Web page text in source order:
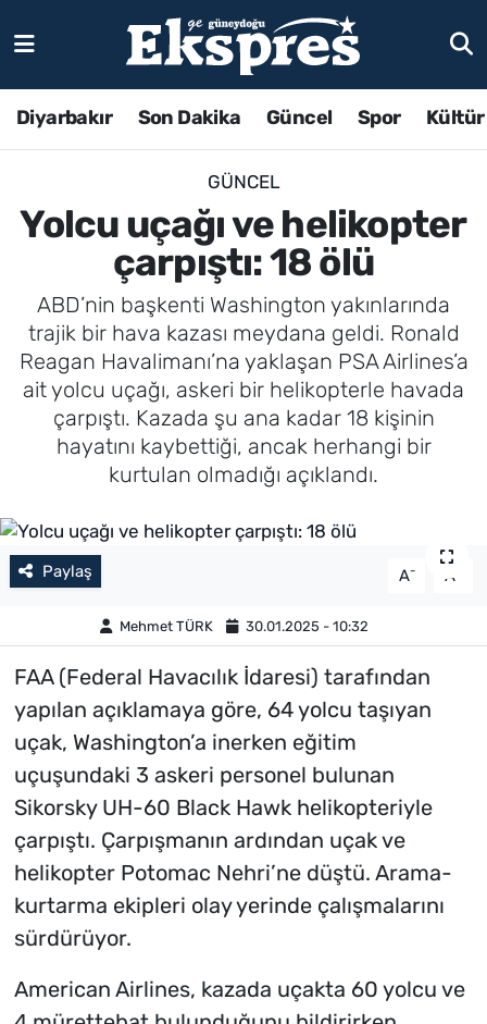
Diyarbakır Son Dakika Güncel Spor
GÜNCEL
Yolcu uçağı ve helikopter
çarpıştı: 18 ölü
ABD’nin başkenti Washington yakınlarında
trajik bir hava kazası meydana geldi. Ronald
Reagan Havalimanı’na yaklaşan PSA Airlines’a
ait yolcu uçağı, askeri bir helikopterle havada
çarpıştı. Kazada şu ana kadar 18 kişinin
hayatını kaybettiği, ancak herhangi bir
kurtulan olmadığı açıklandı.
Paylaş A- A
Mehmet TÜRK 30.01.2025 - 10:32
FAA (Federal Havacılık İdaresi) tarafından
yapılan açıklamaya göre, 64 yolcu taşıyan
uçak, Washington’a inerken eğitim
uçuşundaki 3 askeri personel bulunan
Sikorsky UH-60 Black Hawk helikopteriyle
çarpıştı. Çarpışmanın ardından uçak ve
helikopter Potomac Nehri’ne düştü. Arama-
kurtarma ekipleri olay yerinde çalışmalarını
sürdürüyor.
American Airlines, kazada uçakta 60 yolcu ve